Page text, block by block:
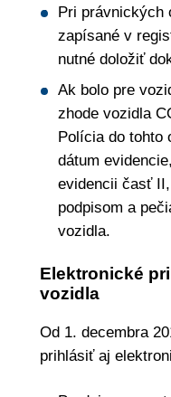
Pri právnických
zapísané v
nutné doložiť
Ak bolo pre
zhode vozidla
Polícia do tohto
dátum
evidencii časť
podpisom a
vozidla.
Elektronické
vozidla
Od 1. decembra
prihlásiť aj